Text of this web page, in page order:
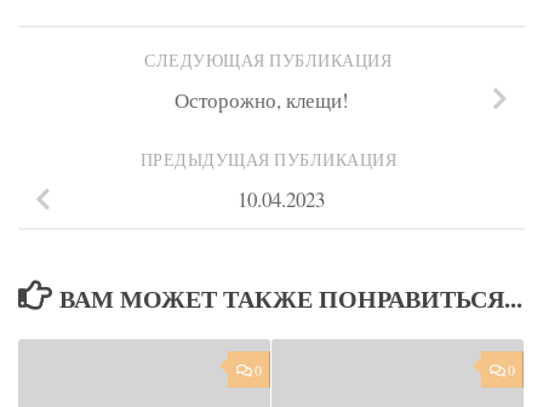
СЛЕДУЮЩАЯ ПУБЛИКАЦИЯ
Осторожно, клещи!
ПРЕДЫДУЩАЯ ПУБЛИКАЦИЯ
10.04.2023
ВАМ МОЖЕТ ТАКЖЕ ПОНРАВИТЬСЯ...
0 0